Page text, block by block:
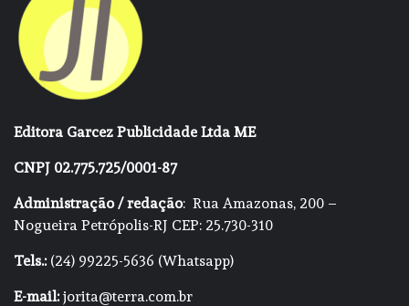
Editora Garcez Publicidade Ltda ME
CNPJ 02.775.725/0001-87
Administração / redação: Rua Amazonas, 200 –
Nogueira Petrópolis-RJ CEP: 25.730-310
Tels.:(24) 99225-5636 (Whatsapp)
E-mail:jorita@terra.com.br